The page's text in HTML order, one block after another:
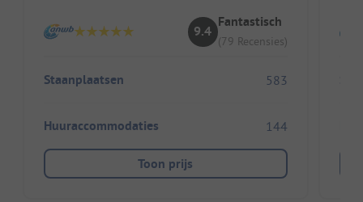
9.4
Fantastisch
(79 Recensies)
Staanplaatsen 583
Huuraccommodaties 144
Toon prijs